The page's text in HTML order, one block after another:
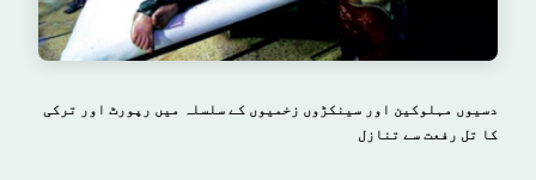
دسیوں مہلوکین اور سینکڑوں زخمیوں کے سلسلہ میں رپورٹ اور ترکی
کا تل رفعت سے تنازل